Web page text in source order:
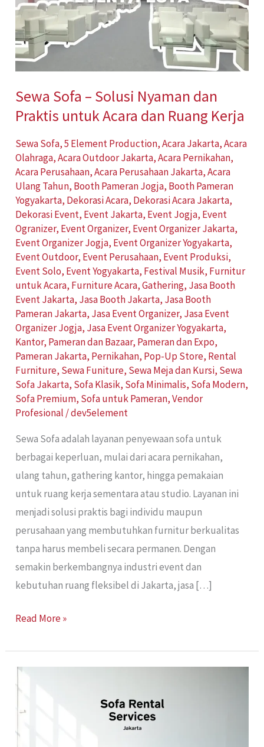
Sewa Sofa – Solusi Nyaman dan
Praktis untuk Acara dan Ruang Kerja
Sewa Sofa,5 Element Production,Acara Jakarta,Acara
Olahraga,Acara Outdoor Jakarta,Acara Pernikahan,
Acara Perusahaan,Acara Perusahaan Jakarta,Acara
Ulang Tahun, Booth Pameran Jogja, Booth Pameran
Yogyakarta, Dekorasi Acara, Dekorasi Acara Jakarta,
Dekorasi Event, Event Jakarta, Event Jogja, Event
Ogranizer, Event Organizer, Event Organizer Jakarta,
Event Organizer Jogja, Event Organizer Yogyakarta,
Event Outdoor, Event Perusahaan, Event Produksi,
Event Solo, Event Yogyakarta, Festival Musik, Furnitur
untuk Acara, Furniture Acara,Gathering, Jasa Booth
Event Jakarta, Jasa Booth Jakarta, Jasa Booth
Pameran Jakarta, Jasa Event Organizer, Jasa Event
Organizer Jogja, Jasa Event Organizer Yogyakarta,
Kantor, Pameran dan Bazaar, Pameran dan Expo,
Pameran Jakarta, Pernikahan, Pop-Up Store, Rental
Furniture, Sewa Funiture, Sewa Meja dan Kursi, Sewa
Sofa Jakarta, Sofa Klasik, Sofa Minimalis, Sofa Modern,
Sofa Premium, Sofa untuk Pameran,Vendor
Profesional /dev5element
Sewa Sofa adalah layanan penyewaan sofa untuk
berbagai keperluan, mulai dari acara pernikahan,
ulang tahun, gathering kantor, hingga pemakaian
untuk ruang kerja sementara atau studio. Layanan ini
menjadi solusi praktis bagi individu maupun
perusahaan yang membutuhkan furnitur berkualitas
tanpa harus membeli secara permanen. Dengan
semakin berkembangnya industri event dan
kebutuhan ruang fleksibel di Jakarta, jasa […]
Solusi
Nyaman
dan
Praktis
Acara
dan
Kerja
Read More »
Sewa
Sofa
Jakarta:
Solusi